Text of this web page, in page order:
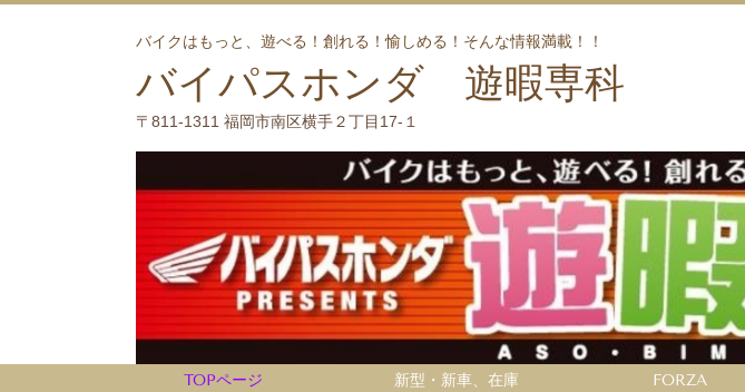
バイクはもっと、遊べる！創れる！愉しめる！そんな情報満載！！
バイパスホンダ 遊暇専科
〒811-1311 福岡市南区横手２丁目17-１
TOPページ 新型・新車、在庫 FORZA